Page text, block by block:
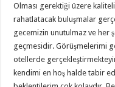
Olması gerektiği üzere
rahatlatacak buluşmalar
gecemizin unutulmaz ve her
geçmesidir. Görüşmelerimi
otellerde
kendimi en hoş halde tabir